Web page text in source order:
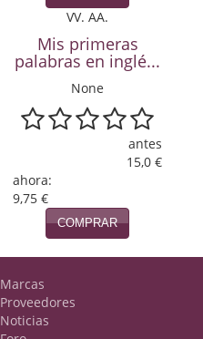
VV. AA.
Mis primeras
palabras en inglé...
None
antes
15,0 €
ahora:
9,75 €
COMPRAR
Marcas
Proveedores
Noticias